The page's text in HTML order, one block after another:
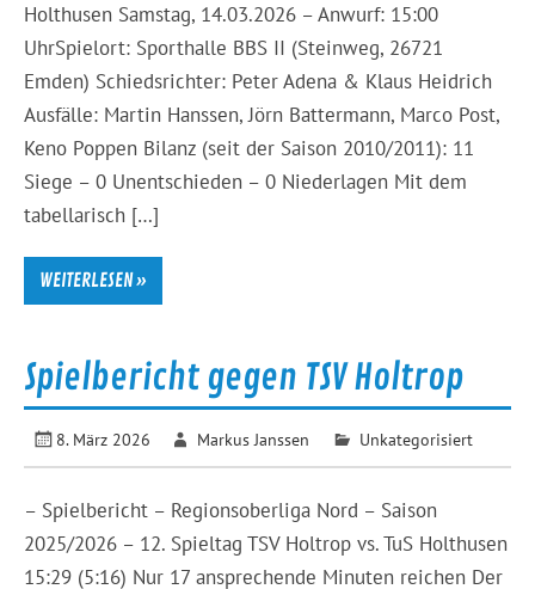
Holthusen Samstag, 14.03.2026 – Anwurf: 15:00
UhrSpielort: Sporthalle BBS II (Steinweg, 26721
Emden) Schiedsrichter: Peter Adena & Klaus Heidrich
Ausfälle: Martin Hanssen, Jörn Battermann, Marco Post,
Keno Poppen Bilanz (seit der Saison 2010/2011): 11
Siege – 0 Unentschieden – 0 Niederlagen Mit dem
tabellarisch […]
WEITERLESEN »
Spielbericht gegen TSV Holtrop
8. März 2026 Markus Janssen Unkategorisiert
– Spielbericht – Regionsoberliga Nord – Saison
2025/2026 – 12. Spieltag TSV Holtrop vs. TuS Holthusen
15:29 (5:16) Nur 17 ansprechende Minuten reichen Der